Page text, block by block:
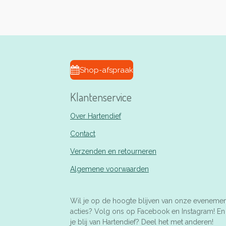
Shop-afspraak
Klantenservice
Over Hartendief
Contact
Verzenden en retourneren
Algemene voorwaarden
Wil je op de hoogte blijven van onze
acties? Volg ons op Facebook en Instagram!
je blij van Hartendief? Deel het met anderen!